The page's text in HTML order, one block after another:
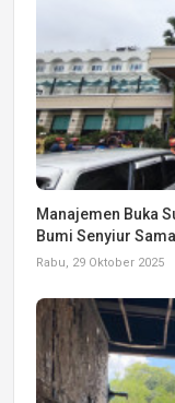
Manajemen Buka
Bumi Senyiur
Rabu, 29 Oktober 2025